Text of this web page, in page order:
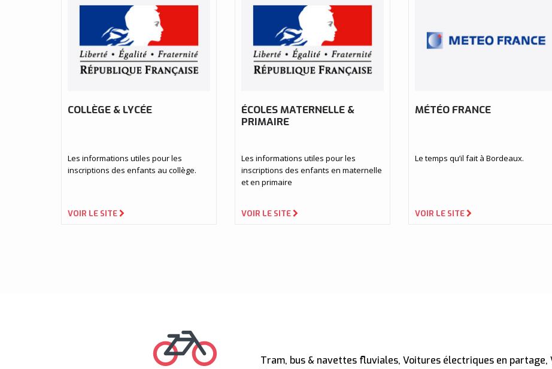
COLLÈGE & LYCÉE
Les informations utiles pour les
inscriptions des enfants au collège.
VOIR LE SITE
ÉCOLES MATERNELLE &
PRIMAIRE
Les informations utiles pour les
inscriptions des enfants en maternelle
et en primaire
VOIR LE SITE
MÉTÉO FRANCE
Le temps qu’il fait à Bordeaux.
VOIR LE SITE
Tram, bus & navettes fluviales, Voitures électriques en partage,